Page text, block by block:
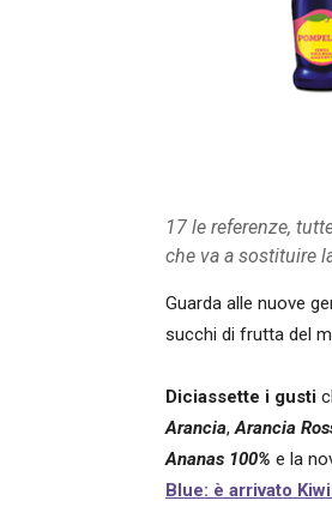
17 le referenze,
che va a sostituire
Guarda alle nuove
succhi di frutta del
Diciassette i gusti
Arancia,Arancia
Ananas 100% e la
Blue: è arrivato